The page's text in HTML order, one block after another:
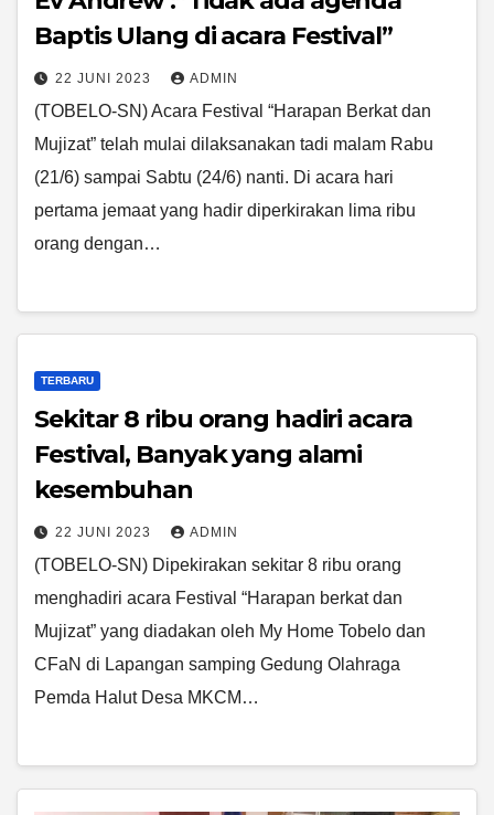
Baptis Ulang di acara Festival”
22 JUNI 2023 ADMIN
(TOBELO-SN) Acara Festival “Harapan Berkat dan
Mujizat” telah mulai dilaksanakan tadi malam Rabu
(21/6) sampai Sabtu (24/6) nanti. Di acara hari
pertama jemaat yang hadir diperkirakan lima ribu
orang dengan…
TERBARU
Sekitar 8 ribu orang hadiri acara
Festival, Banyak yang alami
kesembuhan
22 JUNI 2023 ADMIN
(TOBELO-SN) Dipekirakan sekitar 8 ribu orang
menghadiri acara Festival “Harapan berkat dan
Mujizat” yang diadakan oleh My Home Tobelo dan
CFaN di Lapangan samping Gedung Olahraga
Pemda Halut Desa MKCM…